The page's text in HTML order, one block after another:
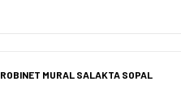
ROBINET MURAL SALAKTA SOPAL